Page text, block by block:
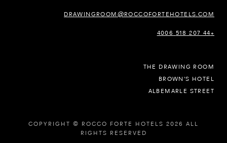
DRAWINGROOM@ROCCOFORTEHOTELS.COM
+44 207 518 4006
THE DRAWING ROOM
BROWN'S HOTEL
ALBEMARLE STREET
COPYRIGHT © ROCCO FORTE HOTELS 2026 ALL
RIGHTS RESERVED